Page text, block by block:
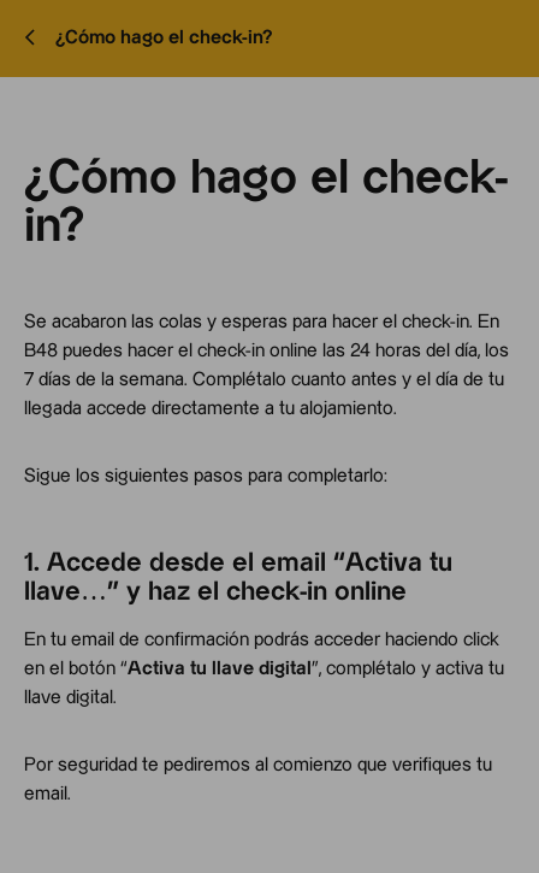
¿Cómo hago el check-in?
¿Cómo hago el check-
in?
Se acabaron las colas y esperas para hacer el check-in. En
B48 puedes hacer el check-in online las 24 horas del día, los
7 días de la semana. Complétalo cuanto antes y el día de tu
llegada accede directamente a tu alojamiento.
Sigue los siguientes pasos para completarlo:
1. Accede desde el email “Activa tu
llave…” y haz el check-in online
En tu email de confirmación podrás acceder haciendo click
en el botón “Activa tu llave digital ”, complétalo y activa tu
llave digital.
Por seguridad te pediremos al comienzo que verifiques tu
email.